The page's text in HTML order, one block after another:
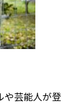
や芸能人が登